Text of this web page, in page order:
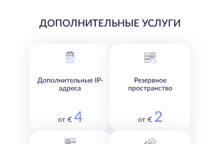
ДОПОЛНИТЕЛЬНЫЕ УСЛУГИ
Дополнительные IP-
адреса
от € 4
Резервное
пространство
от € 2